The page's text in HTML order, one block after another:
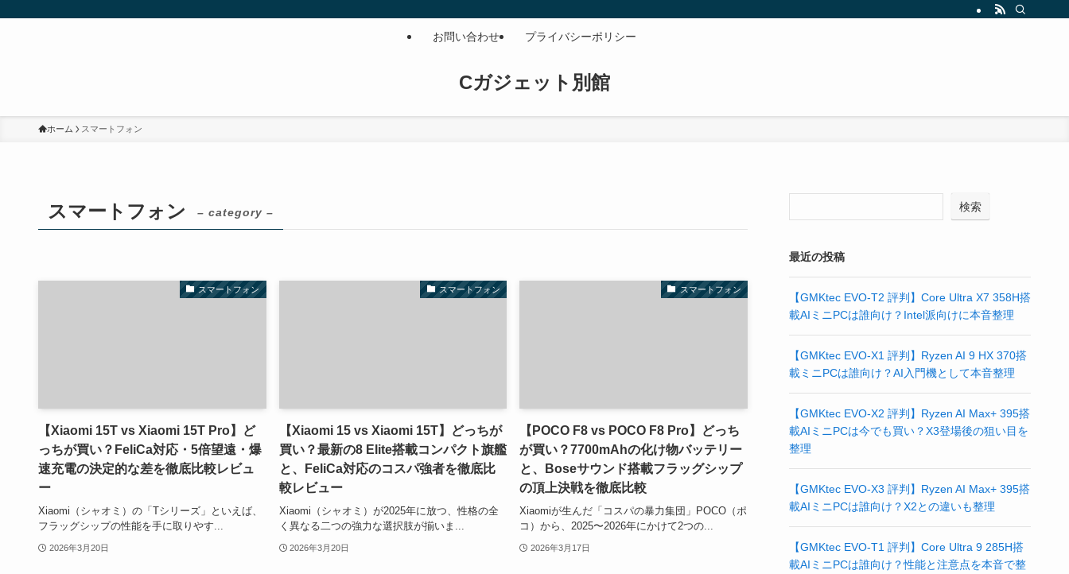
Cガジェット別館
お問い合わせ プライバシーポリシー
ホーム スマートフォン
スマートフォン – category –
スマートフォン
【Xiaomi 15T vs Xiaomi 15T Pro】ど
っちが買い？FeliCa対応・5倍望遠・爆
速充電の決定的な差を徹底比較レビュ
ー
Xiaomi（シャオミ）の「Tシリーズ」といえば、
フラッグシップの性能を手に取りやす...
2026年3月20日
スマートフォン
【Xiaomi 15 vs Xiaomi 15T】どっちが
買い？最新の8 Elite搭載コンパクト旗艦
と、FeliCa対応のコスパ強者を徹底比
較レビュー
Xiaomi（シャオミ）が2025年に放つ、性格の全
く異なる二つの強力な選択肢が揃いま...
2026年3月20日
スマートフォン
【POCO F8 vs POCO F8 Pro】どっち
が買い？7700mAhの化け物バッテリー
と、Boseサウンド搭載フラッグシップ
の頂上決戦を徹底比較
Xiaomiが生んだ「コスパの暴力集団」POCO（ポ
コ）から、2025〜2026年にかけて2つの...
2026年3月17日
検索
最近の投稿
【GMKtec EVO-T2 評判】Core Ultra X7 358H搭
載AIミニPCは誰向け？Intel派向けに本音整理
【GMKtec EVO-X1 評判】Ryzen AI 9 HX 370搭
載ミニPCは誰向け？AI入門機として本音整理
【GMKtec EVO-X2 評判】Ryzen AI Max+ 395搭
載AIミニPCは今でも買い？X3登場後の狙い目を
整理
【GMKtec EVO-X3 評判】Ryzen AI Max+ 395搭
載AIミニPCは誰向け？X2との違いも整理
【GMKtec EVO-T1 評判】Core Ultra 9 285H搭
載AIミニPCは誰向け？性能と注意点を本音で整